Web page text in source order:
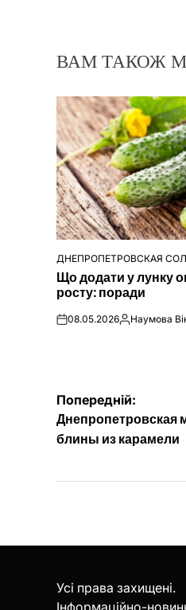
ВАМ ТАКОЖ
ОПУБЛІКУВАТИ
У
ДНЕПРОПЕТРОВСКАЯ
Що додати у лунку
росту: поради
on08.05.2026Опубліковано
Наумова
Навігація
записів
Попередній:
Днепропетровская
блины из карамели
Усі права захищені.
Інформаційно-